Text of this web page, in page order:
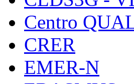
Centro
CRER
EMER-N